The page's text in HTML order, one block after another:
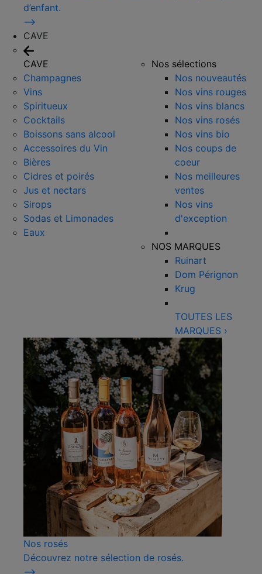
d’enfant.
⟶
CAVE
CAVE
Champagnes
Vins
Spiritueux
Cocktails
Boissons sans alcool
Accessoires du Vin
Bières
Cidres et poirés
Jus et nectars
Sirops
Sodas et Limonades
Eaux
Nos sélections
Nos nouveautés
Nos vins rouges
Nos vins blancs
Nos vins rosés
Nos vins bio
Nos coups de
coeur
Nos meilleures
ventes
Nos vins
d'exception
NOS MARQUES
Ruinart
Dom Pérignon
Krug
TOUTES LES
MARQUES ›
Nos rosés
Découvrez notre sélection de rosés.
⟶